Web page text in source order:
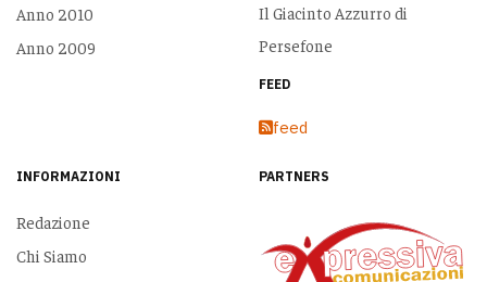
Anno 2010
Anno 2009
Il Giacinto Azzurro di
Persefone
FEED
feed
INFORMAZIONI
Redazione
Chi Siamo
PARTNERS